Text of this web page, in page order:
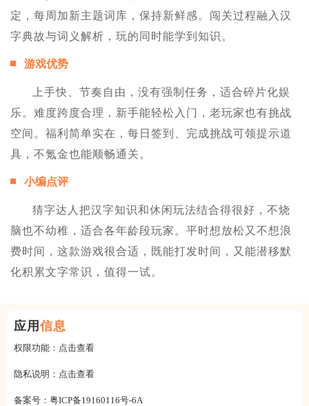
定，每周加新主题词库，保持新鲜感。闯关过程融入汉
字典故与词义解析，玩的同时能学到知识。
游戏优势
上手快、节奏自由，没有强制任务，适合碎片化娱
乐。难度跨度合理，新手能轻松入门，老玩家也有挑战
空间。福利简单实在，每日签到、完成挑战可领提示道
具，不氪金也能顺畅通关。
小编点评
猜字达人把汉字知识和休闲玩法结合得很好，不烧
脑也不幼稚，适合各年龄段玩家。平时想放松又不想浪
费时间，这款游戏很合适，既能打发时间，又能潜移默
化积累文字常识，值得一试。
应用 信息
权限功能： 点击查看
隐私说明： 点击查看
备案号： 粤ICP备19160116号-6A